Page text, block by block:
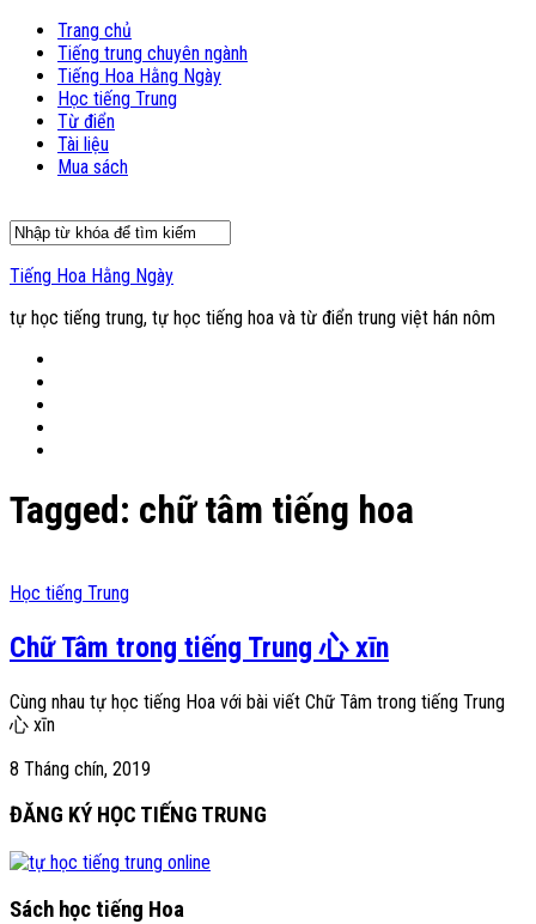
Trang chủ
Tiếng trung chuyên ngành
Tiếng Hoa Hằng Ngày
Học tiếng Trung
Từ điển
Tài liệu
Mua sách
Tiếng Hoa Hằng Ngày
tự học tiếng trung, tự học tiếng hoa và từ điển trung việt hán nôm
Tagged: chữ tâm tiếng hoa
Học tiếng Trung
Chữ Tâm trong tiếng Trung 心 xīn
Cùng nhau tự học tiếng Hoa với bài viết Chữ Tâm trong tiếng Trung
心 xīn
8 Tháng chín, 2019
ĐĂNG KÝ HỌC TIẾNG TRUNG
Sách học tiếng Hoa